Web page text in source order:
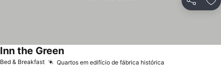
Partilhar
Bed & Breakfast Quartos em edifício de fábrica histórica
Inn the Green